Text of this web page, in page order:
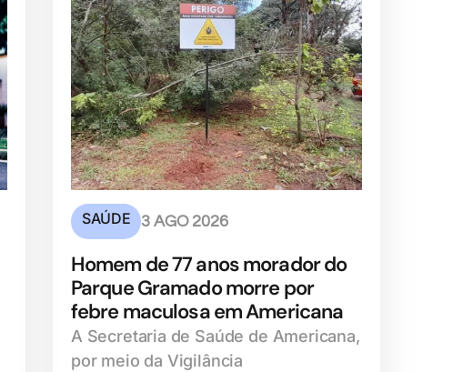
SAÚDE 3 AGO 2026
Homem de 77 anos morador do
Parque Gramado morre por
febre maculosa em Americana
A Secretaria de Saúde de Americana,
por meio da Vigilância